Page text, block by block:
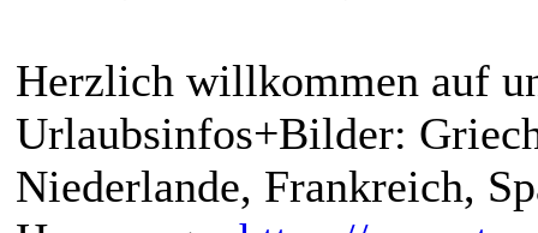
Herzlich willkommen auf
Urlaubsinfos+Bilder:
Niederlande, Frankreich,